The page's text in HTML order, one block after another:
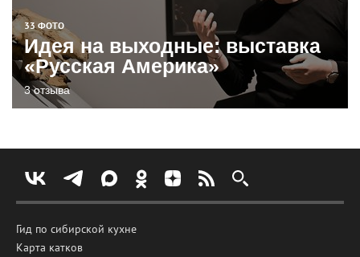
33 ФОТО
Идея на выходные: выставка
«Русская Америка»
3 отзыва
Гид по сибирской кухне
Карта катков